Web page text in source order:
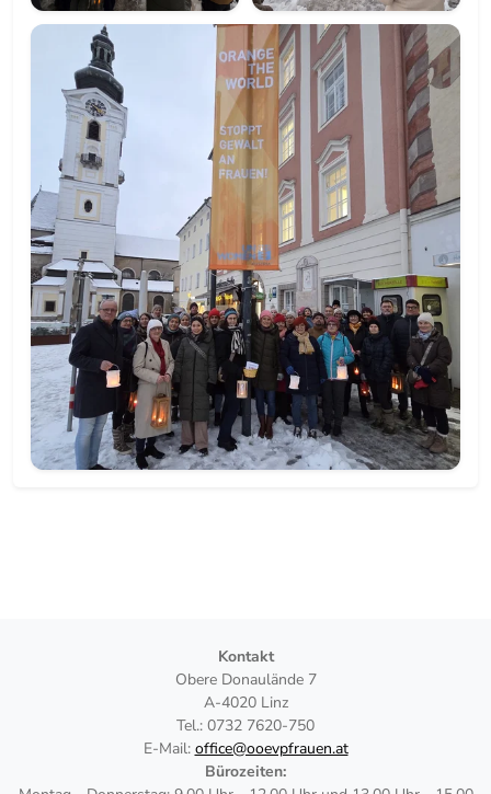
Kontakt
Obere Donaulände 7
A-4020 Linz
Tel.: 0732 7620-750
E-Mail: office@ooevpfrauen.at
Bürozeiten: